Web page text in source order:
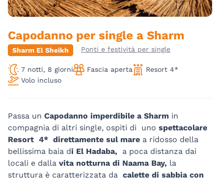
Capodanno per single a Sharm
Sharm El Sheikh Ponti e festività per single
7 notti, 8 giorni Fascia aperta
Resort 4*
Volo incluso
Passa un Capodanno imperdibile a Sharm in
compagnia di altri single, ospiti di uno spettacolare
Resort 4* direttamente sul mare a ridosso della
bellissima baia di El Hadaba,
a poca distanza dai
locali e dalla vita notturna di Naama Bay, la
struttura è caratterizzata da calette di sabbia con